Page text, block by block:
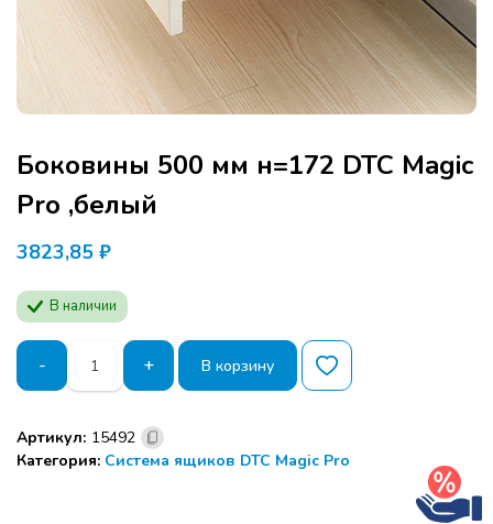
Боковины 500 мм н=172 DTC Magic
Pro ,белый
3823,85 ₽
В наличии
-
Количество
товара
Боковины
мм
н=172
+ В корзину
Артикул: 15492
Категория: Система ящиков DTC Magic Pro